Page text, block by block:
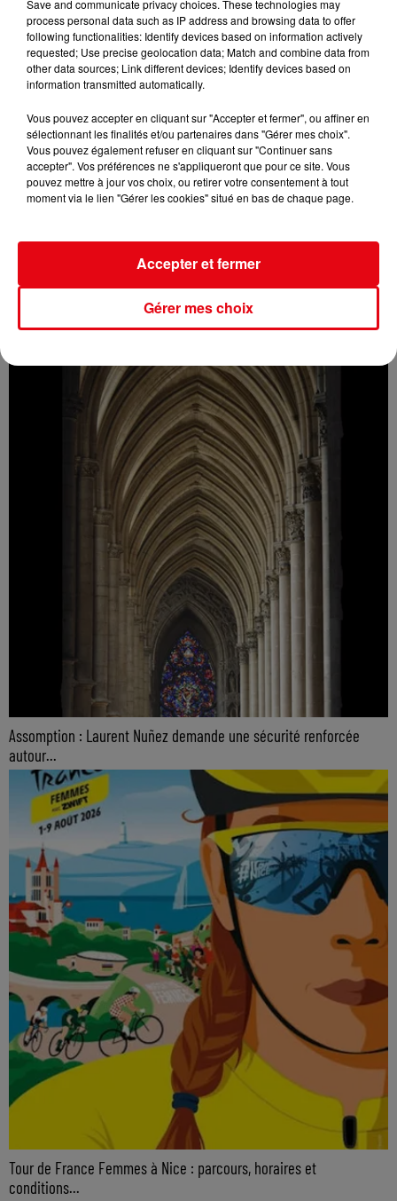
Typhon Dolphin au Japon : 260 000 personnes évacuées et plus
de 500...
Assomption : Laurent Nuñez demande une sécurité renforcée
autour...
Tour de France Femmes à Nice : parcours, horaires et
conditions...
Save and communicate privacy choices. These technologies may
process personal data such as IP address and browsing data to offer
following functionalities: Identify devices based on information actively
requested; Use precise geolocation data; Match and combine data from
other data sources; Link different devices; Identify devices based on
information transmitted automatically.
Vous pouvez accepter en cliquant sur "Accepter et fermer", ou affiner en
sélectionnant les finalités et/ou partenaires dans "Gérer mes choix".
Vous pouvez également refuser en cliquant sur "Continuer sans
accepter". Vos préférences ne s'appliqueront que pour ce site. Vous
pouvez mettre à jour vos choix, ou retirer votre consentement à tout
moment via le lien "Gérer les cookies" situé en bas de chaque page.
Gérer mes choix
Accepter et fermer